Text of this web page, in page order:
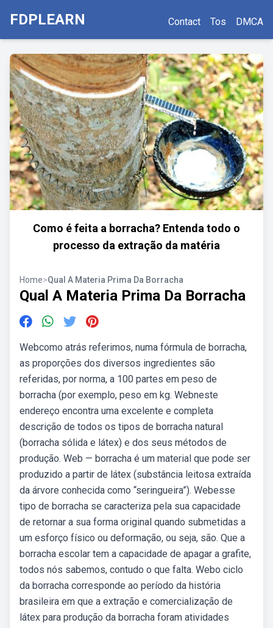
FDPLEARN Contact Tos DMCA
Como é feita a borracha? Entenda todo o
processo da extração da matéria
Home>Qual A Materia Prima Da Borracha
Qual A Materia Prima Da Borracha
Webcomo atrás referimos, numa fórmula de borracha,
as proporções dos diversos ingredientes são
referidas, por norma, a 100 partes em peso de
borracha (por exemplo, peso em kg. Webneste
endereço encontra uma excelente e completa
descrição de todos os tipos de borracha natural
(borracha sólida e látex) e dos seus métodos de
produção. Web — borracha é um material que pode ser
produzido a partir de látex (substância leitosa extraída
da árvore conhecida como “seringueira”). Webesse
tipo de borracha se caracteriza pela sua capacidade
de retornar a sua forma original quando submetidas a
um esforço físico ou deformação, ou seja, são. Que a
borracha escolar tem a capacidade de apagar a grafite,
todos nós sabemos, contudo o que falta. Webo ciclo
da borracha corresponde ao período da história
brasileira em que a extração e comercialização de
látex para produção da borracha foram atividades